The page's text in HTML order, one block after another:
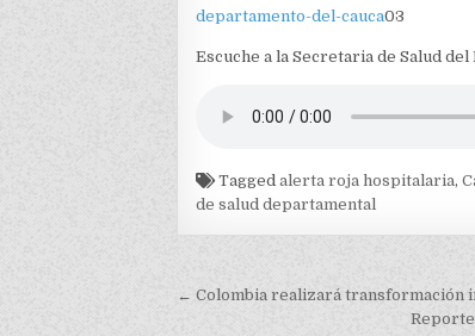
departamento-del-cauca03
Escuche a la Secretaria de Salud
Taggedalerta roja hospitalaria,
de salud departamental
Navegación
← Colombia realizará transformación
Reporte